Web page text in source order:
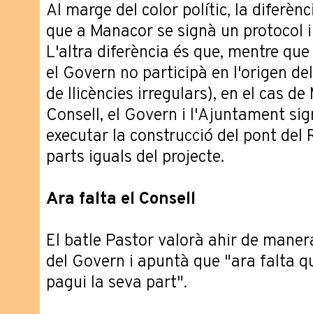
Al marge del color polític, la
que a Manacor se signà un protocol
L'altra diferència és que, mentre
el Govern no participà en l'origen
de llicències irregulars), en el cas de
Consell, el Govern i l'Ajuntament
executar la construcció del pont del
parts iguals del projecte.
Ara falta el Consell
El batle Pastor valorà ahir de
del Govern i apuntà que "ara falta
pagui la seva part".